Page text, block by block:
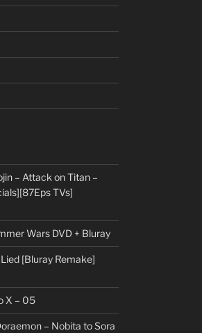
– Attack on Titan –
TVs]
Wars DVD + Bluray
[Bluray Remake]
X – 05
– Nobita to Sora